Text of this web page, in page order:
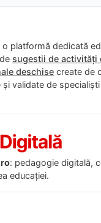
o platformă dedicată
de sugestii de activități
deschise create de
validate de
: pedagogie digitală,
educației.